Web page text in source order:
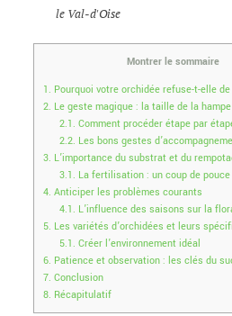
le Val-d'Oise
Montrer le sommaire
1. Pourquoi votre orchidée refuse-t-elle
2. Le geste magique : la taille de la
2.1. Comment procéder étape par
2.2. Les bons gestes
3. L’importance du substrat et du
3.1. La fertilisation : un coup de
4. Anticiper les problèmes courants
4.1. L’influence des saisons sur la
5. Les variétés d’orchidées et leurs
5.1. Créer l’environnement idéal
6. Patience et observation : les clés du
7. Conclusion
8. Récapitulatif